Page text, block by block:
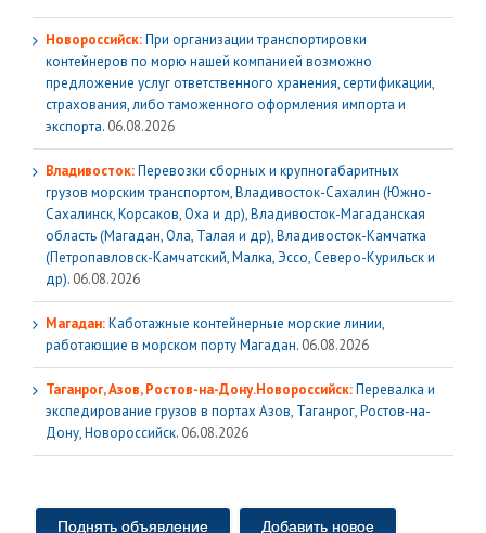
Новороссийск:При организации транспортировки
контейнеров по морю нашей компанией возможно
предложение услуг ответственного хранения, сертификации,
страхования, либо таможенного оформления импорта и
экспорта. 06.08.2026
Владивосток:Перевозки сборных и крупногабаритных
грузов морским транспортом, Владивосток-Сахалин (Южно-
Сахалинск, Корсаков, Оха и др), Владивосток-Магаданская
область (Магадан, Ола, Талая и др), Владивосток-Камчатка
(Петропавловск-Камчатский, Малка, Эссо, Северо-Курильск и
др). 06.08.2026
Магадан:Каботажные контейнерные морские линии,
работающие в морском порту Магадан. 06.08.2026
Таганрог, Азов, Ростов-на-Дону.Новороссийск:Перевалка и
экспедирование грузов в портах Азов, Таганрог, Ростов-на-
Дону, Новороссийск. 06.08.2026
Поднять объявление Добавить новое